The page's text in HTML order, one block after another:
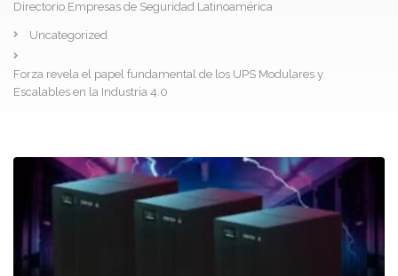
Directorio Empresas de Seguridad Latinoamérica
Uncategorized
Forza revela el papel fundamental de los UPS Modulares y
Escalables en la Industria 4.0